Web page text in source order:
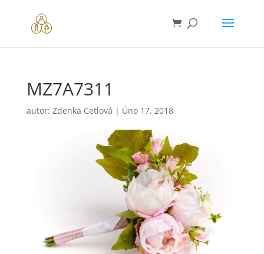
MZ7A7311
autor: Zdenka Cetlová | Úno 17, 2018